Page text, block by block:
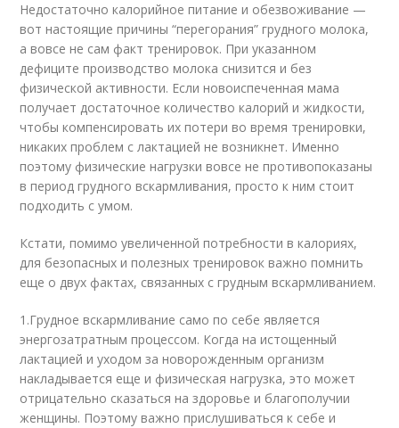
Недостаточно калорийное питание и обезвоживание —
вот настоящие причины “перегорания” грудного молока,
а вовсе не сам факт тренировок. При указанном
дефиците производство молока снизится и без
физической активности. Если новоиспеченная мама
получает достаточное количество калорий и жидкости,
чтобы компенсировать их потери во время тренировки,
никаких проблем с лактацией не возникнет. Именно
поэтому физические нагрузки вовсе не противопоказаны
в период грудного вскармливания, просто к ним стоит
подходить с умом.
Кстати, помимо увеличенной потребности в калориях,
для безопасных и полезных тренировок важно помнить
еще о двух фактах, связанных с грудным вскармливанием.
1.Грудное вскармливание само по себе является
энергозатратным процессом. Когда на истощенный
лактацией и уходом за новорожденным организм
накладывается еще и физическая нагрузка, это может
отрицательно сказаться на здоровье и благополучии
женщины. Поэтому важно прислушиваться к себе и